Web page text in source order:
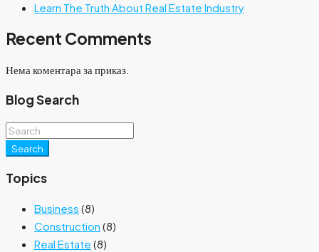
Learn The Truth About Real Estate Industry
Recent Comments
Нема коментара за приказ.
Blog Search
Search
Topics
Business (8)
Construction (8)
Real Estate (8)